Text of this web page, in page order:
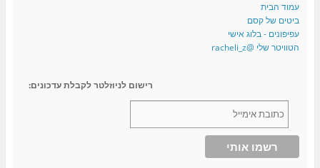
עמוד הבית
ביטים של קסם
עפיפונים - בלוג אישי
הטוויטר שלי @racheli_z
רישום לניוזלטר לקבלת עדכונים: